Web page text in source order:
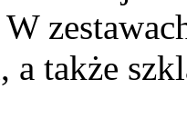
a także